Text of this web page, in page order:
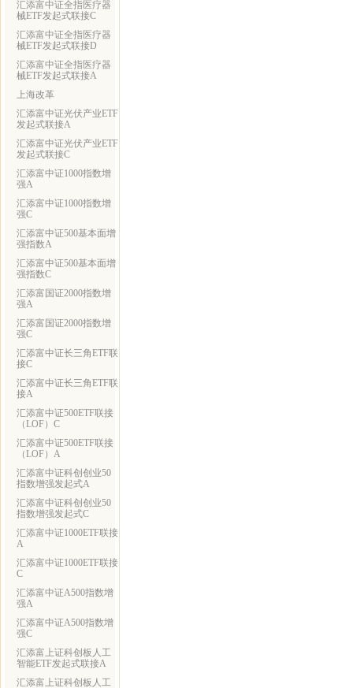
汇添富中证全指医疗器
械ETF发起式联接C
汇添富中证全指医疗器
械ETF发起式联接D
汇添富中证全指医疗器
械ETF发起式联接A
上海改革
汇添富中证光伏产业ETF
发起式联接A
汇添富中证光伏产业ETF
发起式联接C
汇添富中证1000指数增
强A
汇添富中证1000指数增
强C
汇添富中证500基本面增
强指数A
汇添富中证500基本面增
强指数C
汇添富国证2000指数增
强A
汇添富国证2000指数增
强C
汇添富中证长三角ETF联
接C
汇添富中证长三角ETF联
接A
汇添富中证500ETF联接
（LOF）C
汇添富中证500ETF联接
（LOF）A
汇添富中证科创创业50
指数增强发起式A
汇添富中证科创创业50
指数增强发起式C
汇添富中证1000ETF联接
A
汇添富中证1000ETF联接
C
汇添富中证A500指数增
强A
汇添富中证A500指数增
强C
汇添富上证科创板人工
智能ETF发起式联接A
汇添富上证科创板人工